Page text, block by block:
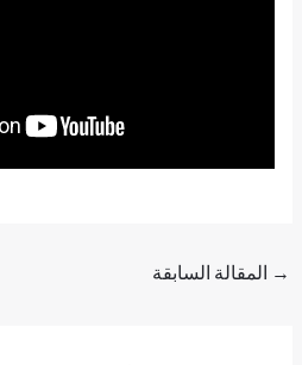
→ المقالة السابقة